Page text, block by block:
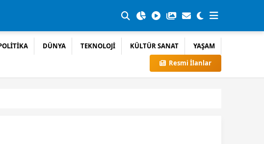
DÜNYA TEKNOLOJİ KÜLTÜR SANAT
YAŞAM
Resmi İlanlar